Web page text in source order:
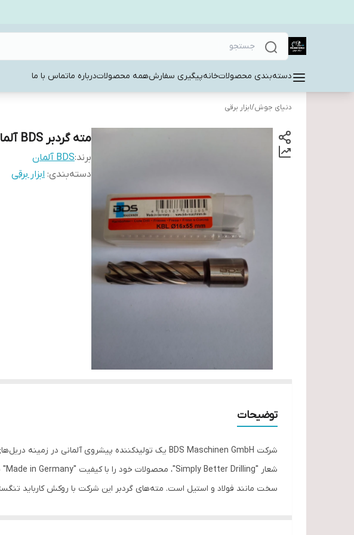
دسته‌بندی محصولاتخانهپیگیری سفارشهمه محصولاتدرباره ماتماس با ما
دنیای جوش/ابزار برقی
مته گردبر BDS آلمان قطر 55*16 HSS
برند:BDS آلمان
دسته‌بندی: ابزار برقی
توضیحات